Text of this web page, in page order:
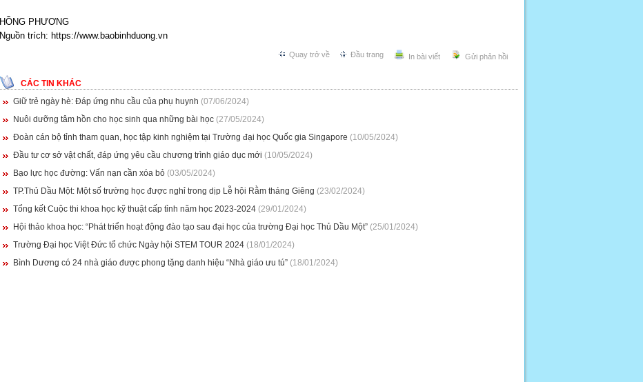
HỒNG PHƯƠNG
Nguồn trích: https://www.baobinhduong.vn
Gửi phản hồi
In bài viết
Đầu trang
Quay trở về
CÁC TIN KHÁC
Giữ trẻ ngày hè: Đáp ứng nhu cầu của phụ huynh (07/06/2024)
Nuôi dưỡng tâm hồn cho học sinh qua những bài học (27/05/2024)
Đoàn cán bộ tỉnh tham quan, học tập kinh nghiệm tại Trường đại học Quốc gia Singapore (10/05/2024)
Đầu tư cơ sở vật chất, đáp ứng yêu cầu chương trình giáo dục mới (10/05/2024)
Bạo lực học đường: Vấn nạn cần xóa bỏ (03/05/2024)
TP.Thủ Dầu Một: Một số trường học được nghỉ trong dịp Lễ hội Rằm tháng Giêng (23/02/2024)
Tổng kết Cuộc thi khoa học kỹ thuật cấp tỉnh năm học 2023-2024 (29/01/2024)
Hội thảo khoa học: “Phát triển hoạt động đào tạo sau đại học của trường Đại học Thủ Dầu Một” (25/01/2024)
Trường Đại học Việt Đức tổ chức Ngày hội STEM TOUR 2024 (18/01/2024)
Bình Dương có 24 nhà giáo được phong tặng danh hiệu “Nhà giáo ưu tú” (18/01/2024)